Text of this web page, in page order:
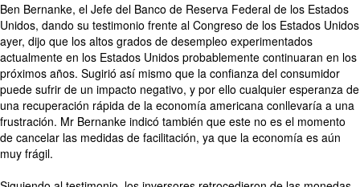
Ben Bernanke, el Jefe del Banco de Reserva Federal de los Estados
Unidos, dando su testimonio frente al Congreso de los Estados Unidos
ayer, dijo que los altos grados de desempleo experimentados
actualmente en los Estados Unidos probablemente continuaran en los
próximos años. Sugirió así mismo que la confianza del consumidor
puede sufrir de un impacto negativo, y por ello cualquier esperanza de
una recuperación rápida de la economía americana conllevaría a una
frustración. Mr Bernanke indicó también que este no es el momento
de cancelar las medidas de facilitación, ya que la economía es aún
muy frágil.